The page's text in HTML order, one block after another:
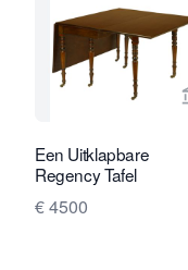
Een Uitklapbare
Regency Tafel
€ 4500